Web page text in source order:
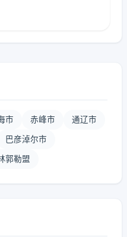
市 赤峰市 通辽市
巴彦淖尔市
郭勒盟